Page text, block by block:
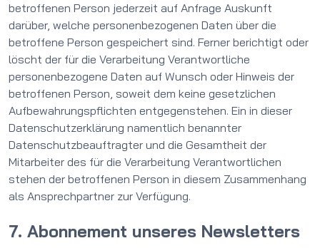
betroffenen Person jederzeit auf Anfrage Auskunft
darüber, welche personenbezogenen Daten über die
betroffene Person gespeichert sind. Ferner berichtigt oder
löscht der für die Verarbeitung Verantwortliche
personenbezogene Daten auf Wunsch oder Hinweis der
betroffenen Person, soweit dem keine gesetzlichen
Aufbewahrungspflichten entgegenstehen. Ein in dieser
Datenschutzerklärung namentlich benannter
Datenschutzbeauftragter und die Gesamtheit der
Mitarbeiter des für die Verarbeitung Verantwortlichen
stehen der betroffenen Person in diesem Zusammenhang
als Ansprechpartner zur Verfügung.
7. Abonnement unseres Newsletters